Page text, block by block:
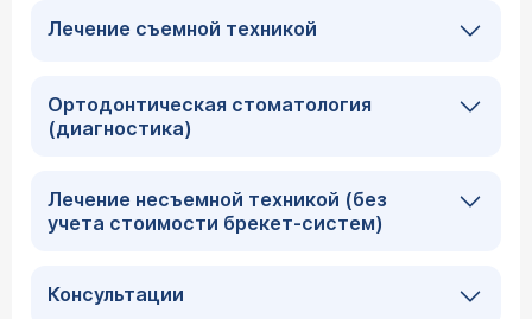
Лечение съемной техникой
Ортодонтическая стоматология
(диагностика)
Лечение несъемной техникой (без
учета стоимости брекет-систем)
Консультации